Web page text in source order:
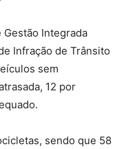
Integrada
Infração de Trânsito
sem
12 por
sendo que 58